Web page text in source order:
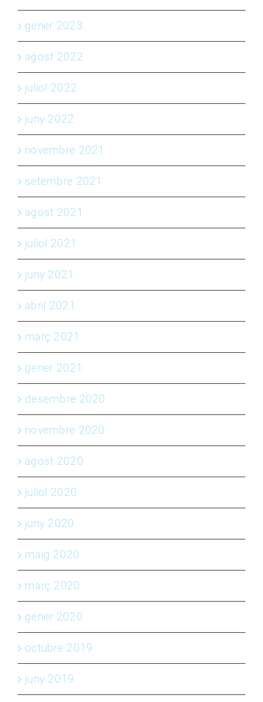
gener 2023
agost 2022
juliol 2022
juny 2022
novembre 2021
setembre 2021
agost 2021
juliol 2021
juny 2021
abril 2021
març 2021
gener 2021
desembre 2020
novembre 2020
agost 2020
juliol 2020
juny 2020
maig 2020
març 2020
gener 2020
octubre 2019
juny 2019